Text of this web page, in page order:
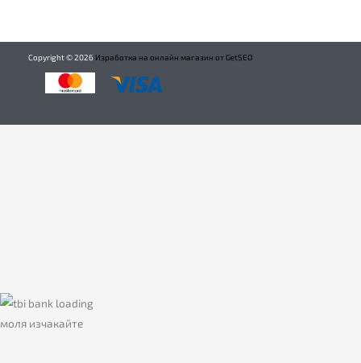
Copyright ©2026 Изработка на онлайн магазин от GetSEO
моля изчакайте